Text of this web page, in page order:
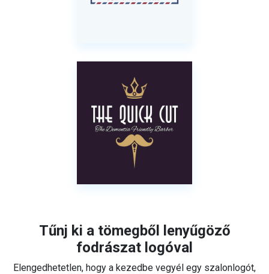
Tűnj ki a tömegből lenyűgöző
fodrászat logóval
Elengedhetetlen, hogy a kezedbe vegyél egy szalonlogót,